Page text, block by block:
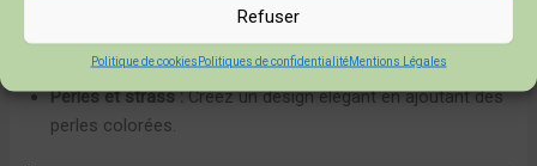
Refuser
Politique de cookiesPolitiques de confidentialitéMentions Légales
Glitters :Incorporez des paillettes pour un effet scintillant.
Perles et strass :Créez un design élégant en ajoutant des
perles colorées.